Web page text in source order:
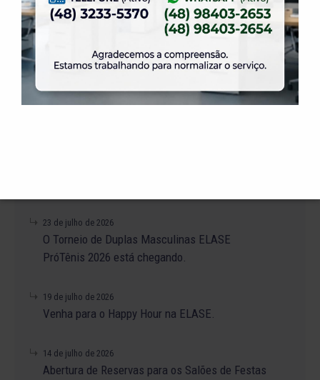
31 de julho de 2026
Dia dos Pais é na ELASE, venha se divertir com
31 de julho de 2026
Venha para a Feijoada na ELASE.
23 de julho de 2026
O Torneio de Duplas Masculinas ELASE
PróTênis 2026 está chegando.
19 de julho de 2026
Venha para o Happy Hour na ELASE.
14 de julho de 2026
Abertura de Reservas para os Salões de Festas